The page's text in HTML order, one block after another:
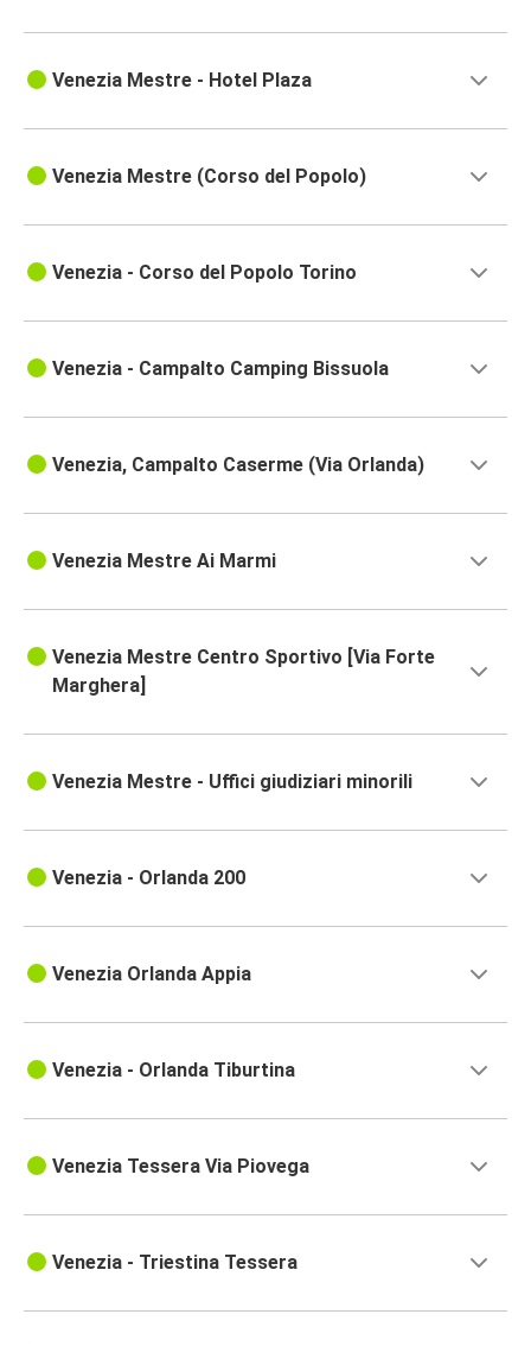
Venezia Mestre - Hotel Plaza
Venezia Mestre (Corso del Popolo)
Venezia - Corso del Popolo Torino
Venezia - Campalto Camping Bissuola
Venezia, Campalto Caserme (Via Orlanda)
Venezia Mestre Ai Marmi
Venezia Mestre Centro Sportivo [Via Forte
Marghera]
Venezia Mestre - Uffici giudiziari minorili
Venezia - Orlanda 200
Venezia Orlanda Appia
Venezia - Orlanda Tiburtina
Venezia Tessera Via Piovega
Venezia - Triestina Tessera